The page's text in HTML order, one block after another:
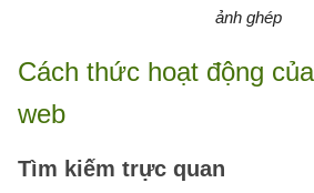
ảnh ghép
Cách thức hoạt động
web
Tìm kiếm trực quan